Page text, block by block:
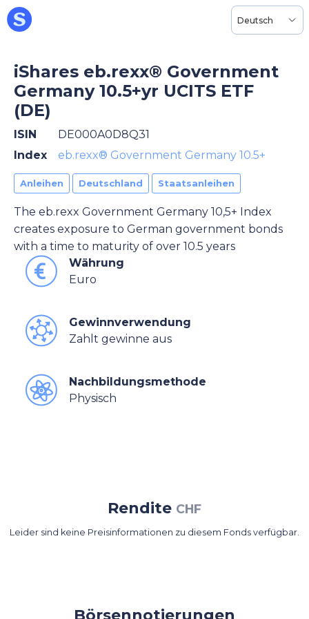
Deutsch
iShares eb.rexx® Government
Germany 10.5+yr UCITS ETF
(DE)
ISIN
DE000A0D8Q31
Index
eb.rexx® Government Germany 10.5+
Anleihen Deutschland Staatsanleihen
The eb.rexx Government Germany 10,5+ Index
creates exposure to German government bonds
with a time to maturity of over 10.5 years
Währung
Euro
Gewinnverwendung
Zahlt gewinne aus
Nachbildungsmethode
Physisch
Rendite CHF
Leider sind keine Preisinformationen zu diesem Fonds verfügbar.
Börsennotierungen